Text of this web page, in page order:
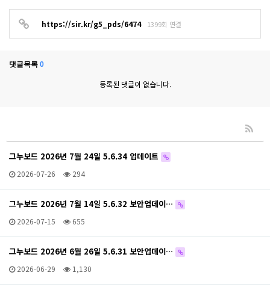
https://sir.kr/g5_pds/6474 1399회 연결
댓글목록 0
등록된 댓글이 없습니다.
그누보드 2026년 7월 24일 5.6.34 업데이트
2026-07-26 294
그누보드 2026년 7월 14일 5.6.32 보안업데이…
2026-07-15 655
그누보드 2026년 6월 26일 5.6.31 보안업데이…
2026-06-29 1,130